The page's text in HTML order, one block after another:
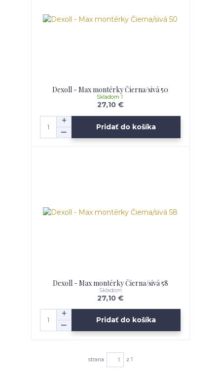
Dexoll - Max montérky Čierna/sivá 50
27,10 €
Skladom 1
Pridať do košíka
Dexoll - Max montérky Čierna/sivá 58
27,10 €
Skladom
Pridať do košíka
strana z 1